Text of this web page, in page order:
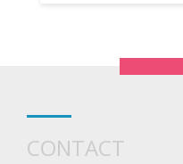
CONTACT